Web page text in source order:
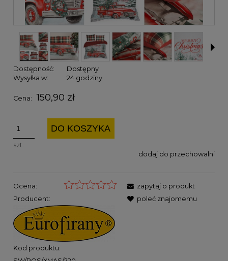
Dostępność:
Dostępny
Wysyłka w:
24 godziny
Cena: 150,90 zł
szt.
DO KOSZYKA
dodaj do przechowalni
Ocena:
Producent:
Kod produktu:
zapytaj o produkt
poleć znajomemu